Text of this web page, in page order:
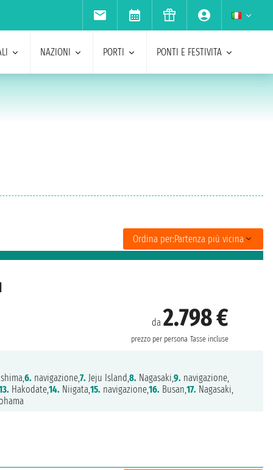
NAZIONI PORTI PONTI E FESTIVITA
Ordina per:Partenza più vicina
da2.798 €
prezzo per persona Tasse incluse
6. navigazione,7. Jeju Island,8. Nagasaki,9. navigazione,
Hakodate,14. Niigata,15. navigazione,16. Busan,17. Nagasaki,